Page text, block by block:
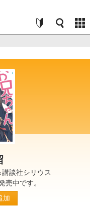
談社シリウス
売中です。
加